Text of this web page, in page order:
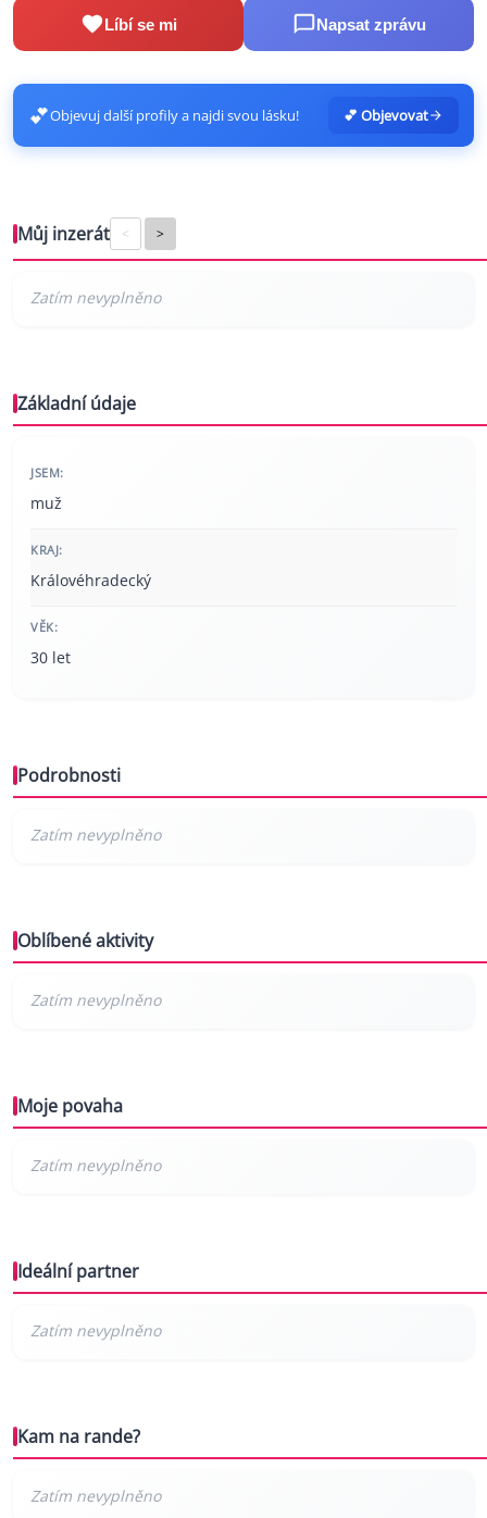
Líbí se mi Napsat zprávu
💕Objevuj další profily a najdi svou lásku! 💕 Objevovat
Můj inzerát < >
Základní údaje
JSEM:
muž
KRAJ:
Královéhradecký
VĚK:
30 let
Podrobnosti
Oblíbené aktivity
Moje povaha
Ideální partner
Kam na rande?